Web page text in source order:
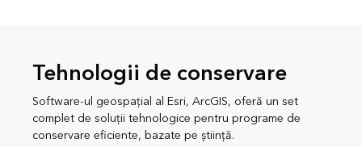
Tehnologii de conservare
Software-ul geospațial al Esri, ArcGIS, oferă un set
complet de soluții tehnologice pentru programe de
conservare eficiente, bazate pe știință.